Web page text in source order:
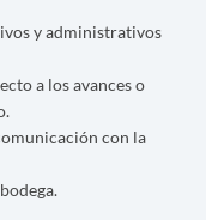
y administrativos
a los avances o
con la